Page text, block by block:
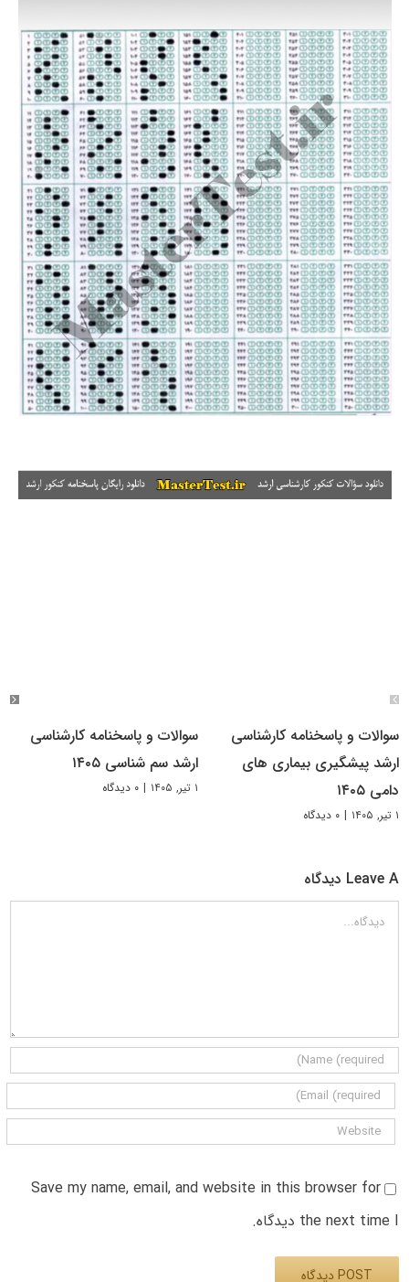
سوالات و پاسخنامه کارشناسی
ارشد پیشگیری بیماری های
دامی ۱۴۰۵
۱ تیر, ۱۴۰۵ | ۰ دیدگاه
سوالات و پاسخنامه کارشناسی
ارشد سم شناسی ۱۴۰۵
۱ تیر, ۱۴۰۵ | ۰ دیدگاه
Leave A دیدگاه
دیدگاه
Save my name, email, and website in this browser for
the next time I دیدگاه.